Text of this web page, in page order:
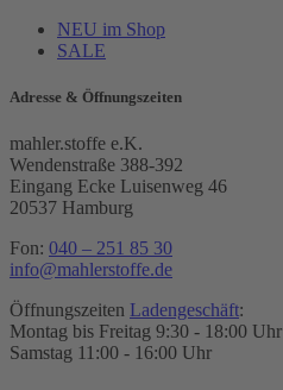
NEU im Shop
SALE
Adresse & Öffnungszeiten
mahler.stoffe e.K.
Wendenstraße 388-392
Eingang Ecke Luisenweg 46
20537 Hamburg
Fon: 040 – 251 85 30
info@mahlerstoffe.de
Öffnungszeiten Ladengeschäft:
Montag bis Freitag 9:30 - 18:00 Uhr
Samstag 11:00 - 16:00 Uhr